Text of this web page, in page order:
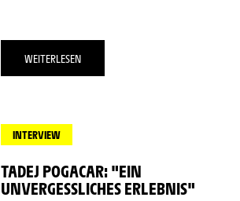
WEITERLESEN
INTERVIEW
TADEJ POGACAR: "EIN
UNVERGESSLICHES ERLEBNIS"